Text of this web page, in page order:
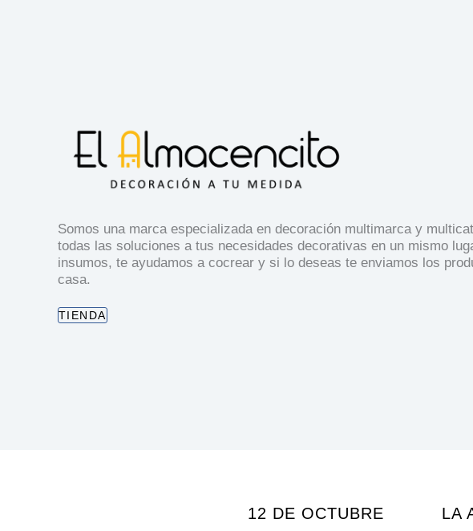
Somos una marca especializada en decoración multimarca y
todas las soluciones a tus necesidades decorativas en un mismo
insumos, te ayudamos a cocrear y si lo deseas te enviamos los
casa.
TIENDA
12 DE OCTUBRE LA